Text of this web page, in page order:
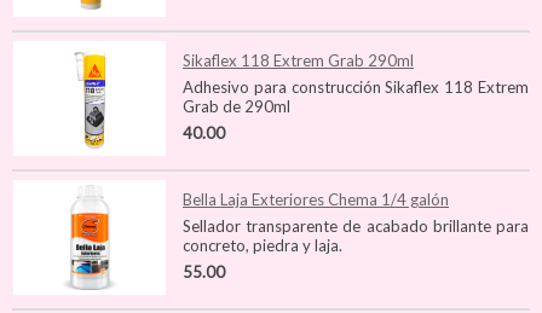
Sikaflex 118 Extrem Grab 290ml
Adhesivo para construcción Sikaflex 118 Extrem
Grab de 290ml
40.00
Bella Laja Exteriores Chema 1/4 galón
Sellador transparente de acabado brillante para
concreto, piedra y laja.
55.00